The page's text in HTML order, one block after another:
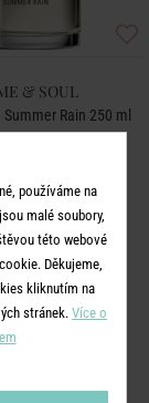
& SOUL
Rain 250 ml
používáme na
malé soubory,
této webové
Děkujeme,
kliknutím na
stránek. Více o